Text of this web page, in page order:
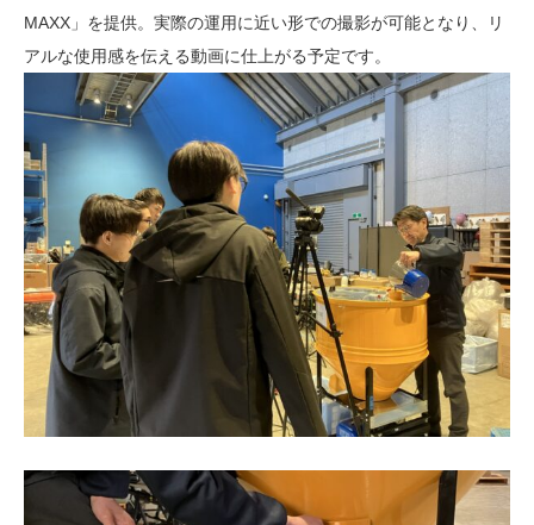
MAXX」を提供。実際の運用に近い形での撮影が可能となり、リ
アルな使用感を伝える動画に仕上がる予定です。